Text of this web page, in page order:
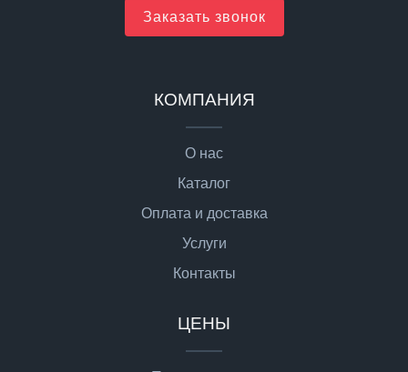
Заказать звонок
КОМПАНИЯ
О нас
Каталог
Оплата и доставка
Услуги
Контакты
ЦЕНЫ